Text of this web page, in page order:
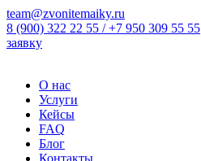
team@zvonitemaiky.ru
8 (900) 322 22 55 / +7 950 309 55 55
заявку
О нас
Услуги
Кейсы
FAQ
Блог
Контакты